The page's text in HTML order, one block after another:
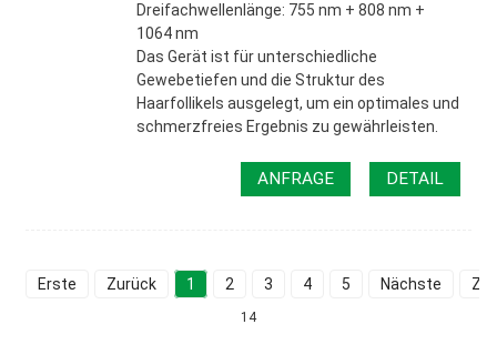
Dreifachwellenlänge: 755 nm + 808 nm +
1064 nm
Das Gerät ist für unterschiedliche
Gewebetiefen und die Struktur des
Haarfollikels ausgelegt, um ein optimales und
schmerzfreies Ergebnis zu gewährleisten.
ANFRAGE DETAIL
Erste Zurück 1 2 3 4 5 Nächste
14